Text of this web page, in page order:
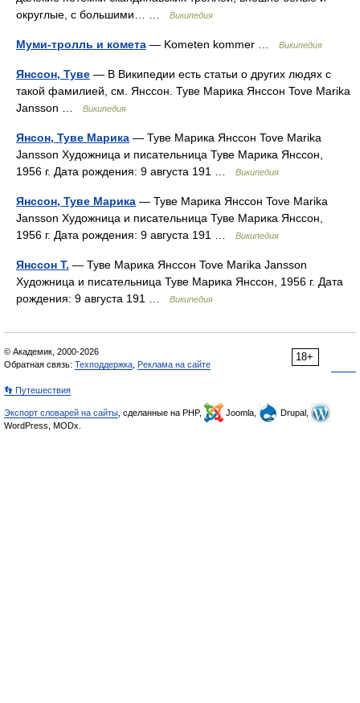
округлые, с большими… …
Википедия
Муми-тролль и комета — Kometen kommer … Википедия
Янссон, Туве — В Википедии есть статьи о других людях с
такой фамилией, см. Янссон. Туве Марика Янссон Tove Marika
Jansson …
Википедия
Янсон, Туве Марика — Туве Марика Янссон Tove Marika
Jansson Художница и писательница Туве Марика Янссон,
1956 г. Дата рождения: 9 августа 191 …
Википедия
Янссон, Туве Марика — Туве Марика Янссон Tove Marika
Jansson Художница и писательница Туве Марика Янссон,
1956 г. Дата рождения: 9 августа 191 …
Википедия
Янссон Т. — Туве Марика Янссон Tove Marika Jansson
Художница и писательница Туве Марика Янссон, 1956 г. Дата
рождения: 9 августа 191 …
Википедия
18+
© Академик, 2000-2026
Обратная связь: Техподдержка Реклама на сайте
👣 Путешествия
Экспорт словарей на сайты , сделанные на PHP, Joomla,
Drupal,
WordPress, MODx.